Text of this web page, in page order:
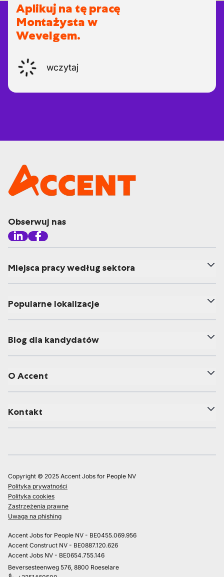
Aplikuj na tę pracę
Montażysta w
Wevelgem.
wczytaj
Obserwuj nas
Miejsca pracy według sektora
Popularne lokalizacje
Blog dla kandydatów
O Accent
Kontakt
Copyright © 2025 Accent Jobs for People NV
Polityka prywatności
Polityka cookies
Zastrzeżenia prawne
Uwaga na phishing
Accent Jobs for People NV - BE0455.069.956
Accent Construct NV - BE0887.120.626
Accent Jobs NV - BE0654.755.146
Beversesteenweg 576, 8800 Roeselare